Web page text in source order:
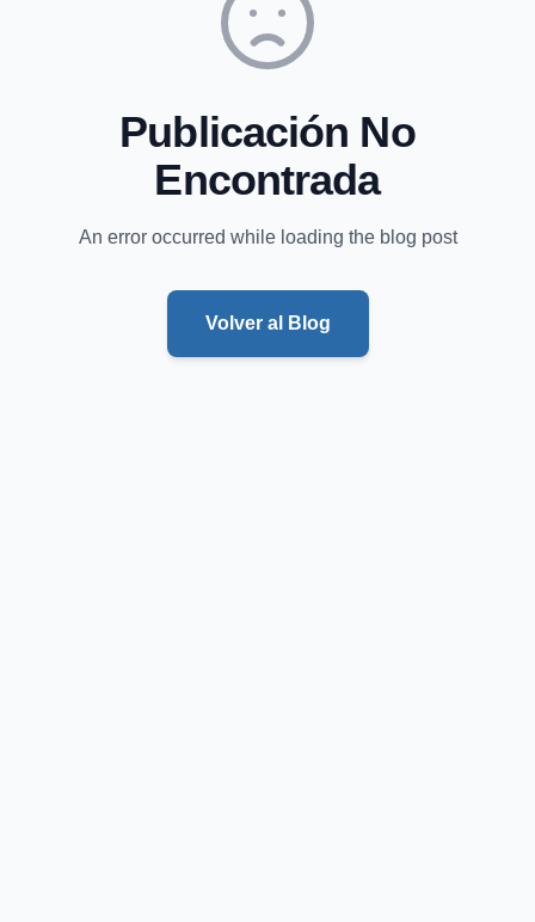
Publicación No
Encontrada
An error occurred while loading the blog post
Volver al Blog